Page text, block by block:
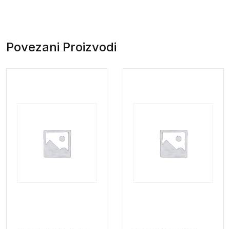
sim
Povezani Proizvodi